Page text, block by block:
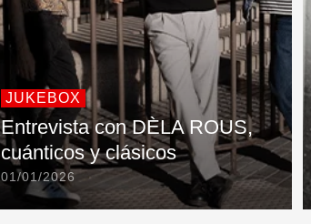
JUKEBOX
Entrevista con DÈLA ROUS,
cuánticos y clásicos
01/01/2026